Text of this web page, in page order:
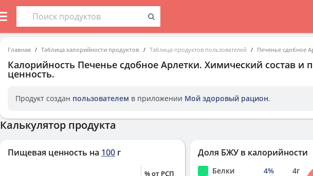
Главная Таблица калорийности продуктов Таблица продуктов пользователей Печенье сдобное
Калорийность Печенье сдобное Арлетки. Химический состав и
ценность.
Продукт создан пользователем в приложении Мой здоровый рацион.
Калькулятор продукта
Пищевая ценность на 100 г
% от РСП
Доля БЖУ в калорийности
Белки 4% 4г